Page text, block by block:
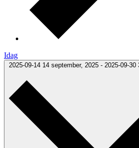
Idag
2025-09-14 14 september, 2025 - 2025-09-30